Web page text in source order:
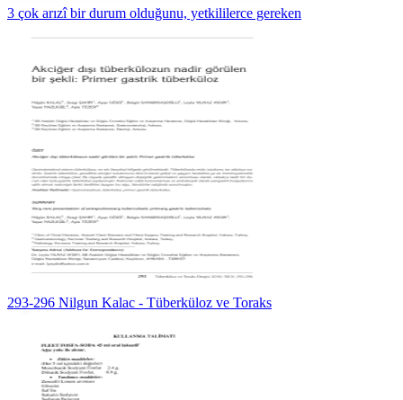
3 çok arızî bir durum olduğunu, yetkililerce gereken
293-296 Nilgun Kalac - Tüberküloz ve Toraks